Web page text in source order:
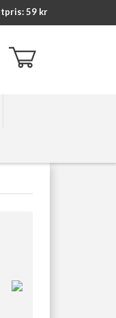
59 kr